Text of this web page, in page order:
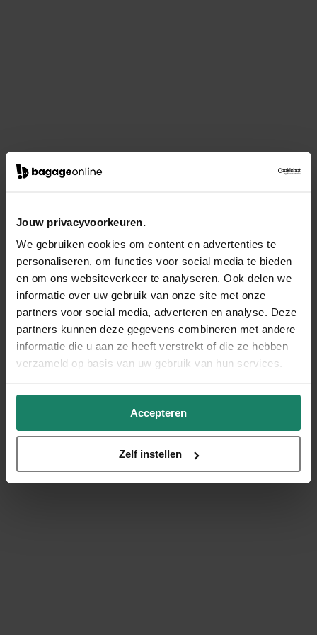
Jouw privacyvoorkeuren.
We gebruiken cookies om content en advertenties te
personaliseren, om functies voor social media te bieden
en om ons websiteverkeer te analyseren. Ook delen we
informatie over uw gebruik van onze site met onze
partners voor social media, adverteren en analyse. Deze
partners kunnen deze gegevens combineren met andere
informatie die u aan ze heeft verstrekt of die ze hebben
verzameld op basis van uw gebruik van hun services.
Accepteren
Zelf instellen